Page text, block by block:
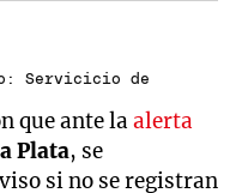
Servicicio de
que ante laalerta
Plata, se
si no se registran